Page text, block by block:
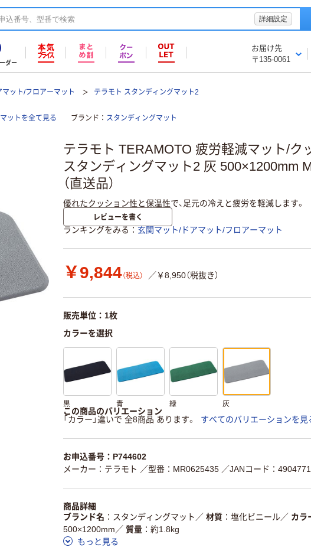
詳細設定
ダー
お届け先
〒135-0061
ット/フロアーマット テラモト スタンディングマット2
ットを全て見る ブランド スタンディングマット
テラモト TERAMOTO 疲労軽減マット/ク
スタンディングマット2 灰 500×1200mm
（直送品）
優れたクッション性と保温性で、足元の冷えと疲労を軽減します。
レビューを書く
ランキングをみる 玄関マット/ドアマット/フロアーマット
￥9,844（税込） ／￥8,950（税抜き）
販売単位：1枚
カラーを選択
黒 青 緑 灰
この商品のバリエーション
「カラー」違いで 全8商品 あります。
すべてのバリエーションを見
お申込番号：P744602
メーカー：テラモト ／型番：MR0625435 ／JANコード：
商品詳細
ブランド名
スタンディングマット ／ 材質 塩化ビニール／ カラ
500×1200mm ／ 質量
約1.8kg
もっと見る